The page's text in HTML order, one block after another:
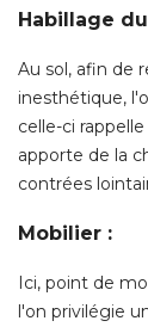
Habillage
Au sol, afin de
inesthétique,
celle-ci
apporte de la
contrées
Mobilier :
Ici, point de
l'on privilégie